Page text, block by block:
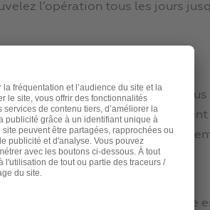
l’opération tous les jours
vera fraîchement récolté que
chair translucide que l’on
de maturité, les feuilles
verrues »
la chélidoine lorsqu’elle